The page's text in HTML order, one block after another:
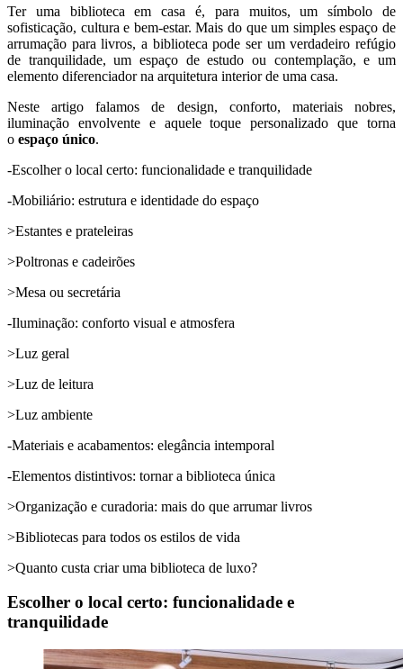
Ter uma biblioteca em casa é, para muitos, um símbolo de
sofisticação, cultura e bem-estar. Mais do que um simples espaço de
arrumação para livros, a biblioteca pode ser um verdadeiro refúgio
de tranquilidade, um espaço de estudo ou contemplação, e um
elemento diferenciador na arquitetura interior de uma casa.
Neste artigo falamos de design, conforto, materiais nobres,
iluminação envolvente e aquele toque personalizado que torna
o espaço único.
-Escolher o local certo: funcionalidade e tranquilidade
-Mobiliário: estrutura e identidade do espaço
>Estantes e prateleiras
>Poltronas e cadeirões
>Mesa ou secretária
-Iluminação: conforto visual e atmosfera
>Luz geral
>Luz de leitura
>Luz ambiente
-Materiais e acabamentos: elegância intemporal
-Elementos distintivos: tornar a biblioteca única
>Organização e curadoria: mais do que arrumar livros
>Bibliotecas para todos os estilos de vida
>Quanto custa criar uma biblioteca de luxo?
Escolher o local certo: funcionalidade e
tranquilidade